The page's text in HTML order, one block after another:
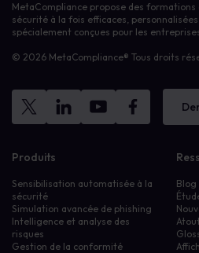
MetaCompliance propose des formations
sécurité à la fois efficaces,
spécialement conçues pour les
© 2026 MetaCompliance® Tous droits
Produits
Sensibilisation automatisée à la
sécurité
Simulation avancée de phishing
Intelligence et analyse des
risques
Gestion de la conformité
Blog